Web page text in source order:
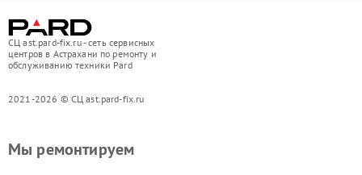
СЦ ast.pard-fix.ru - сеть сервисных
центров в Астрахани по ремонту и
обслуживанию техники Pard
2021-2026 © СЦ ast.pard-fix.ru
Мы ремонтируем